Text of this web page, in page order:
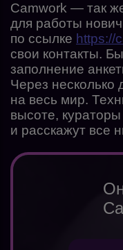
Camwork — так
для работы
по ссылке https://
свои контакты.
заполнение
Через несколько
на весь мир.
высоте,
и расскажут все